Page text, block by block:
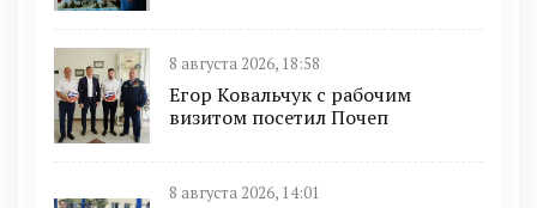
8 августа 2026, 18:58
Егор Ковальчук с рабочим
визитом посетил Почеп
8 августа 2026, 14:01